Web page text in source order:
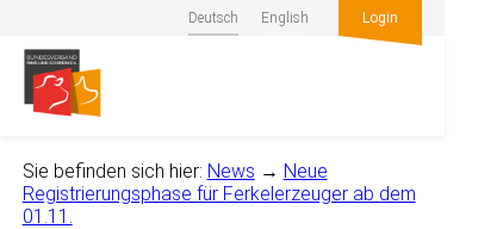
Deutsch English Login
Sie befinden sich hier: News → Neue
Registrierungsphase für Ferkelerzeuger ab dem
01.11.